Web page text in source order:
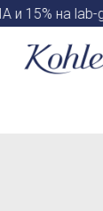
и 15% на